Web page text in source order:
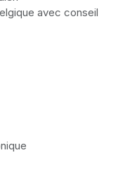
avec conseil